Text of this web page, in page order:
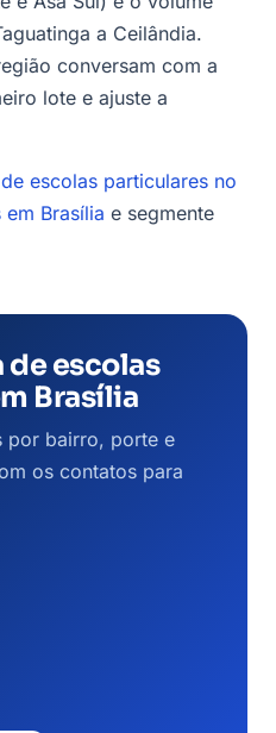
a Ceilândia.
conversam com a
lote e ajuste a
escolas particulares no
em Brasília e segmente
de escolas
Brasília
por bairro, porte e
os contatos para